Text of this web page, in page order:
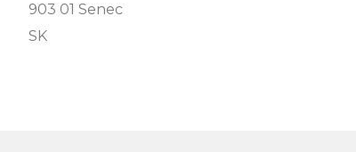
903 01 Senec
SK